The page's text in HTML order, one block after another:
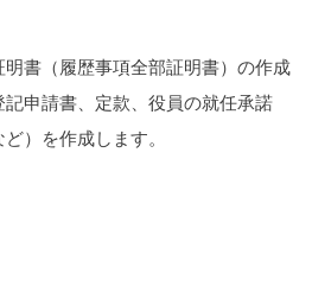
書（履歴事項全部証明書）の作成
記申請書、定款、役員の就任承諾
）を作成します。